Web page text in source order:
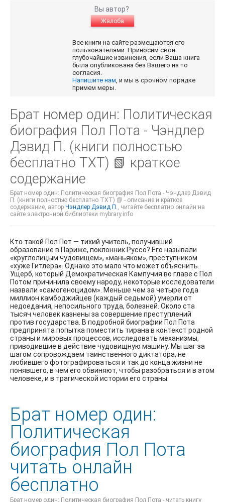
Вы автор?
Жалоба
Все книги на сайте размещаются его
пользователями. Приносим свои
глубочайшие извинения, если Ваша книга
была опубликована без Вашего на то
согласия.
Напишите нам, и мы в срочном порядке
примем меры.
Брат номер один: Политическая
биография Пол Пота - Чэндлер
Дэвид П. (книги полностью
бесплатно TXT) 📗 краткое
содержание
Брат номер один: Политическая биография Пол Пота - Чэндлер Дэвид
П. (книги полностью бесплатно TXT) 📗 - описание и краткое
содержание, автор Чэндлер Дэвид П., читайте бесплатно онлайн на
сайте электронной библиотеки mybrary.info
Кто такой Пол Пот — тихий учитель, получивший
образование в Париже, поклонник Руссо? Его называли
«круглолицым чудовищем», «маньяком», преступником
«хуже Гитлера». Однако это мало что может объяснить.
Ущерб, который Демократическая Кампучия во главе с Пол
Потом причинила своему народу, некоторые исследователи
назвали «самогеноцидом». Меньше чем за четыре года
миллион камбоджийцев (каждый седьмой) умерли от
недоедания, непосильного труда, болезней. Около ста
тысяч человек казнены за совершение преступлений
против государства. В подробной биографии Пол Пота
предпринята попытка поместить тирана в контекст родной
страны и мировых процессов, исследовать механизмы,
приводившие в действие чудовищную машину. Мы шаг за
шагом сопровождаем таинственного диктатора, не
любившего фотографироваться и так до конца жизни не
понявшего, в чем его обвиняют, чтобы разобраться и в этом
человеке, и в трагической истории его страны.
Брат номер один:
Политическая
биография Пол Пота
читать онлайн
бесплатно
Брат номер один: Политическая биография Пол Пота - читать книгу